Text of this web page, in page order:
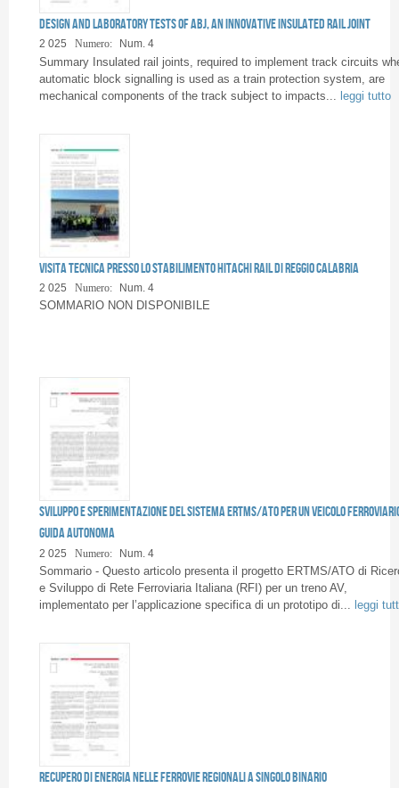
Design and laboratory tests of ABJ, an innovative insulated rail joint
2 025 Numero: Num. 4
Summary Insulated rail joints, required to implement track circuits
automatic block signalling is used as a train protection system, are
mechanical components of the track subject to impacts... leggi tutto
Visita tecnica presso lo stabilimento HITACHI RAIL di Reggio Calabria
2 025 Numero: Num. 4
SOMMARIO NON DISPONIBILE
Sviluppo e sperimentazione del sistema ERTMS/ATO per un veicolo
guida autonoma
2 025 Numero: Num. 4
Sommario - Questo articolo presenta il progetto ERTMS/ATO di
e Sviluppo di Rete Ferroviaria Italiana (RFI) per un treno AV,
implementato per l’applicazione specifica di un prototipo di... leggi
Recupero di energia nelle ferrovie regionali a singolo binario